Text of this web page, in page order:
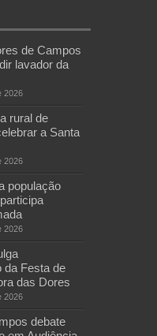
de Campos
lavador da
2026
rural de
a Santa
2026
população
2026
da Festa de
das Dores
2026
debate